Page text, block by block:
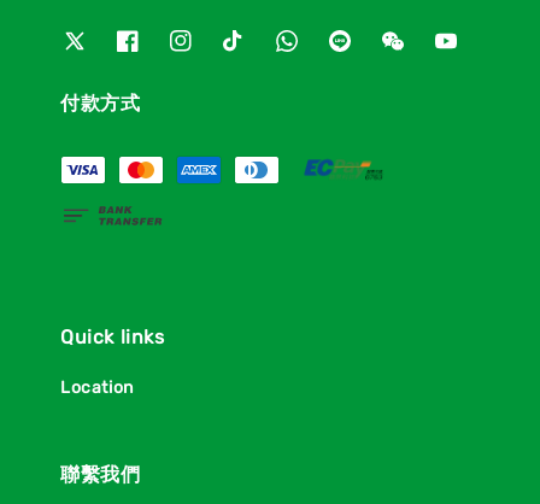
付款方式
Quick links
Location
聯繫我們